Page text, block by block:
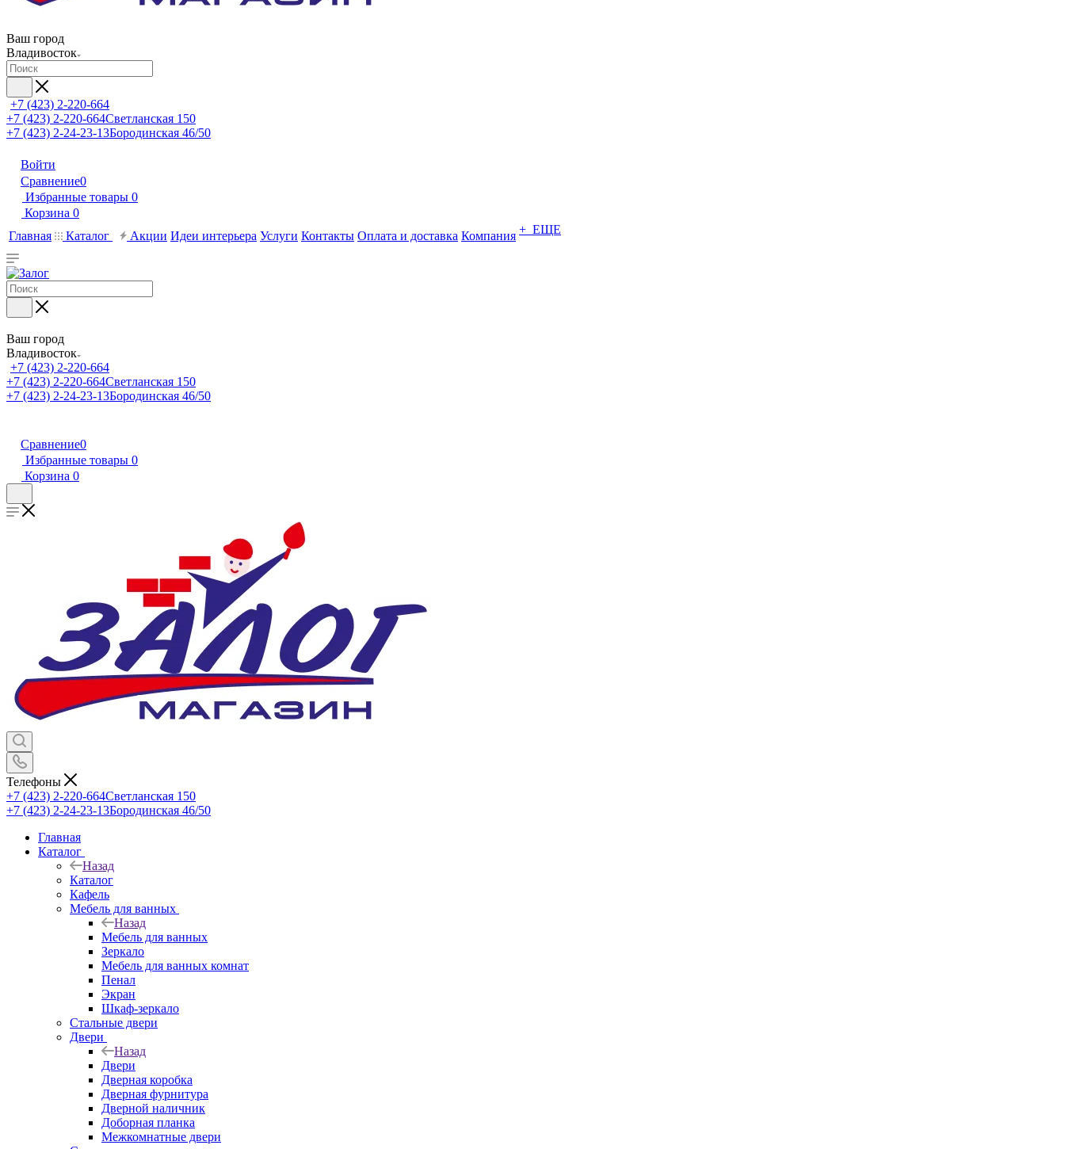
Ваш город
Владивосток
+7 (423) 2-220-664
+7 (423) 2-220-664Светланская 150
+7 (423) 2-24-23-13Бородинская 46/50
Войти
Сравнение0
Избранные товары 0
Корзина 0
Главная
Каталог Акции Идеи интерьера Услуги Контакты Оплата и доставка Компания + ЕЩЕ
Ваш город
Владивосток
+7 (423) 2-220-664
+7 (423) 2-220-664Светланская 150
+7 (423) 2-24-23-13Бородинская 46/50
Сравнение0
Избранные товары 0
Корзина 0
Телефоны
+7 (423) 2-220-664Светланская 150
+7 (423) 2-24-23-13Бородинская 46/50
Главная
Каталог
Назад
Каталог
Кафель
Мебель для ванных
Назад
Мебель для ванных
Зеркало
Мебель для ванных комнат
Пенал
Экран
Шкаф-зеркало
Стальные двери
Двери
Назад
Двери
Дверная коробка
Дверная фурнитура
Дверной наличник
Доборная планка
Межкомнатные двери